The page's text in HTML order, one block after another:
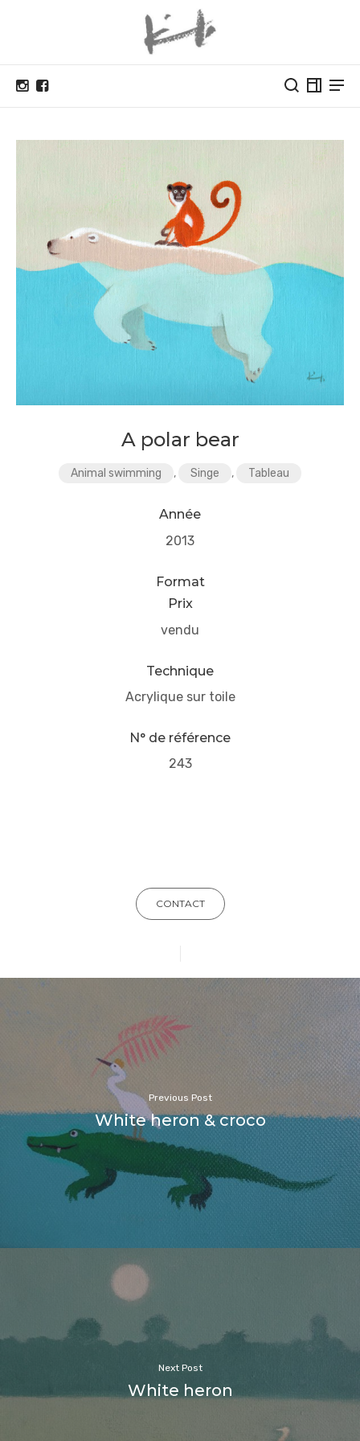
A polar bear
Animal swimming , Singe , Tableau
Année
2013
Format
Prix
vendu
Technique
Acrylique sur toile
N° de référence
243
CONTACT
Previous Post
White heron & croco
Next Post
White heron